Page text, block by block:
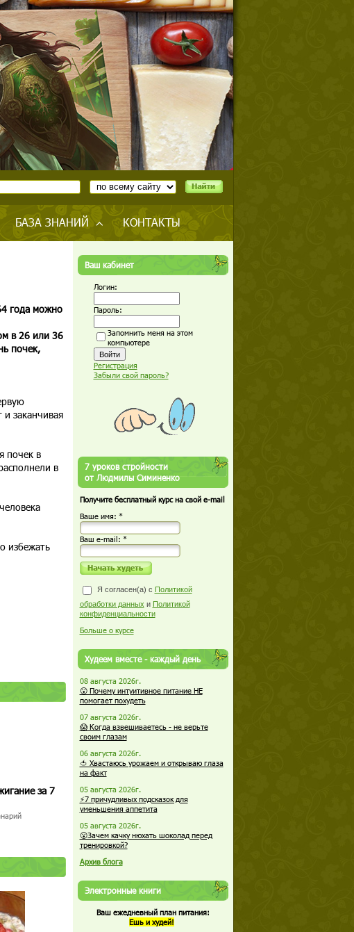
БАЗА ЗНАНИЙ КОНТАКТЫ
года можно
в 26 или 36
почек,
заканчивая
почек в
в
избежать
за 7
Ваш кабинет
Логин:
Пароль:
Запомнить меня на этом
компьютере
Регистрация
Забыли свой пароль?
7 уроков стройности
от Людмилы Симиненко
Получите бесплатный курс на свой e-mail
Ваше имя: *
Ваш е-mail: *
Я согласен(а) с Политикой
обработки данных и Политикой
конфиденциальности
Больше о курсе
Худеем вместе - каждый день
08 августа 2026г.
😮 Почему интуитивное питание НЕ
помогает похудеть
07 августа 2026г.
😱 Когда взвешиваетесь - не верьте
своим глазам
06 августа 2026г.
🍅 Хвастаюсь урожаем и открываю глаза
на факт
05 августа 2026г.
⚡7 причудливых подсказок для
уменьшения аппетита
05 августа 2026г.
😮Зачем качку нюхать шоколад перед
тренировкой?
Архив блога
Электронные книги
Ваш ежедневный план питания:
Ешь и худей!